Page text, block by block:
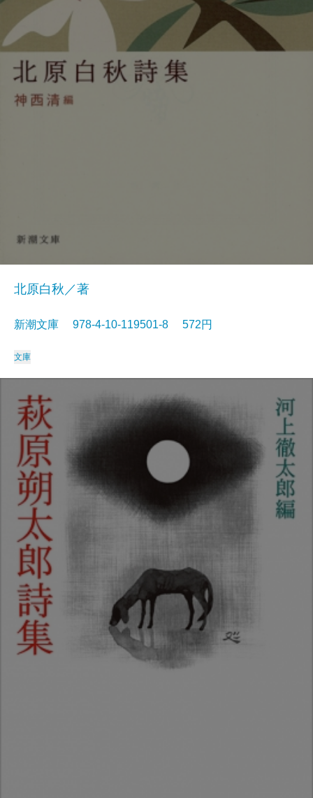
北原白秋／著
新潮文庫 978-4-10-119501-8 572円
文庫